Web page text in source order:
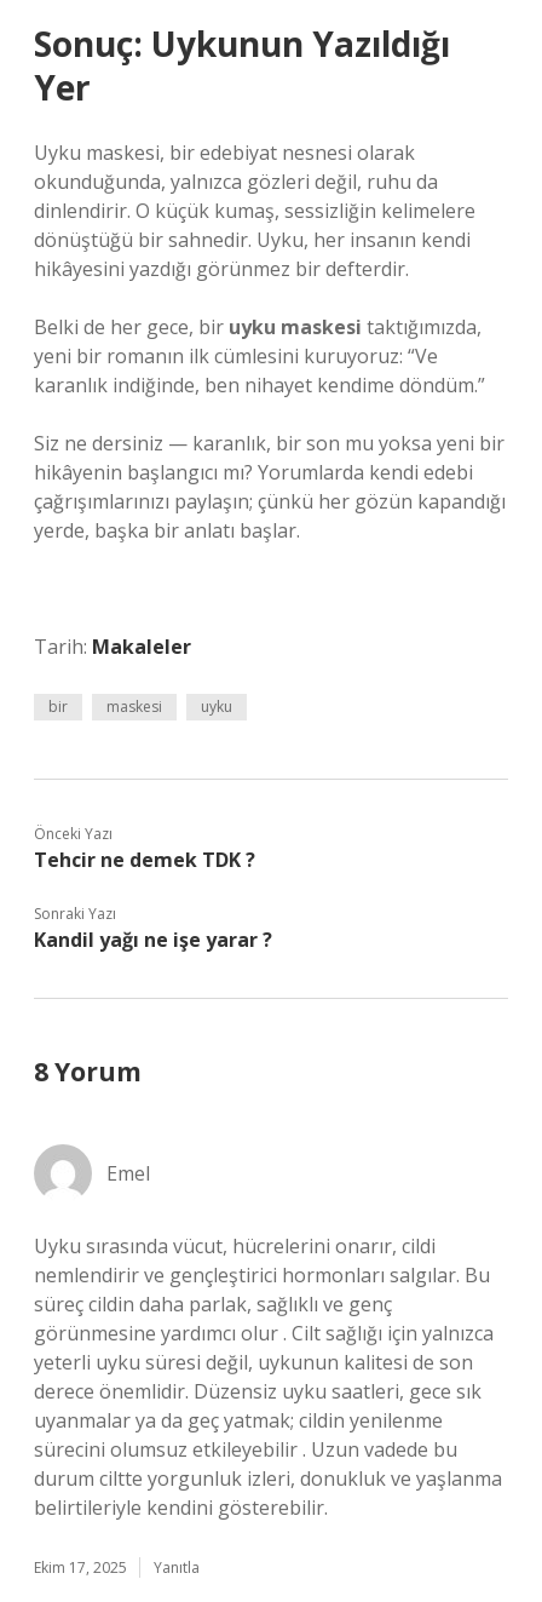
Sonuç: Uykunun Yazıldığı
Yer
Uyku maskesi, bir edebiyat nesnesi olarak
okunduğunda, yalnızca gözleri değil, ruhu da
dinlendirir. O küçük kumaş, sessizliğin kelimelere
dönüştüğü bir sahnedir. Uyku, her insanın kendi
hikâyesini yazdığı görünmez bir defterdir.
Belki de her gece, bir uyku maskesi taktığımızda,
yeni bir romanın ilk cümlesini kuruyoruz: “Ve
karanlık indiğinde, ben nihayet kendime döndüm.”
Siz ne dersiniz — karanlık, bir son mu yoksa yeni bir
hikâyenin başlangıcı mı? Yorumlarda kendi edebi
çağrışımlarınızı paylaşın; çünkü her gözün kapandığı
yerde, başka bir anlatı başlar.
Tarih: Makaleler
bir maskesi uyku
Önceki Yazı
Tehcir ne demek TDK ?
Sonraki Yazı
Kandil yağı ne işe yarar ?
8 Yorum
Emel
Uyku sırasında vücut, hücrelerini onarır, cildi
nemlendirir ve gençleştirici hormonları salgılar. Bu
süreç cildin daha parlak, sağlıklı ve genç
görünmesine yardımcı olur . Cilt sağlığı için yalnızca
yeterli uyku süresi değil, uykunun kalitesi de son
derece önemlidir. Düzensiz uyku saatleri, gece sık
uyanmalar ya da geç yatmak; cildin yenilenme
sürecini olumsuz etkileyebilir . Uzun vadede bu
durum ciltte yorgunluk izleri, donukluk ve yaşlanma
belirtileriyle kendini gösterebilir.
Ekim 17, 2025 Yanıtla